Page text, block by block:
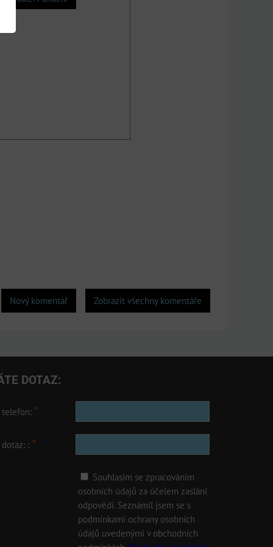
Zobrazit všechny komentáře
Nový komentář
DOTAZ:
telefon: *
dotaz: : *
Souhlasím se zpracováním
osobních údajů za účelem zaslání
odpovědi. Seznámil jsem se s
podmínkami ochrany osobních
údajů uvedenými v obchodních